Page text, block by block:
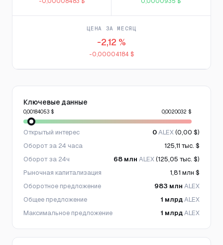
ЦЕНА ЗА МЕСЯЦ
-2,12 %
-0,00004184 $
Ключевые данные
0,00184053 $ 0,0020032 $
Открытый интерес 0ALEX(0,00 $)
Оборот за 24 часа
125,11 тыс. $
Оборот за 24ч
68 млн ALEX(125,05 тыс. $)
Рыночная капитализация
1,81 млн $
Оборотное предложение
983 млн ALEX
Общее предложение
1 млрдALEX
Максимальное предложение
1 млрдALEX